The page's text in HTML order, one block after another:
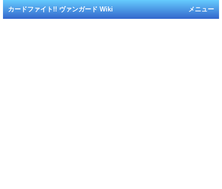
メニュー
カードファイト!! ヴァンガード Wiki